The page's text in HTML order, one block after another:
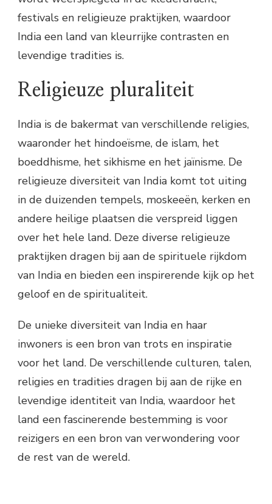
festivals en religieuze praktijken, waardoor
India een land van kleurrijke contrasten en
levendige tradities is.
Religieuze pluraliteit
India is de bakermat van verschillende religies,
waaronder het hindoeïsme, de islam, het
boeddhisme, het sikhisme en het jaïnisme. De
religieuze diversiteit van India komt tot uiting
in de duizenden tempels, moskeeën, kerken en
andere heilige plaatsen die verspreid liggen
over het hele land. Deze diverse religieuze
praktijken dragen bij aan de spirituele rijkdom
van India en bieden een inspirerende kijk op het
geloof en de spiritualiteit.
De unieke diversiteit van India en haar
inwoners is een bron van trots en inspiratie
voor het land. De verschillende culturen, talen,
religies en tradities dragen bij aan de rijke en
levendige identiteit van India, waardoor het
land een fascinerende bestemming is voor
reizigers en een bron van verwondering voor
de rest van de wereld.